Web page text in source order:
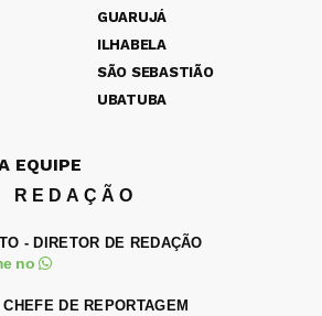
GUARUJÁ
ILHABELA
SÃO SEBASTIÃO
UBATUBA
EQUIPE
REDAÇÃO
- DIRETOR DE REDAÇÃO
no
DE REPORTAGEM